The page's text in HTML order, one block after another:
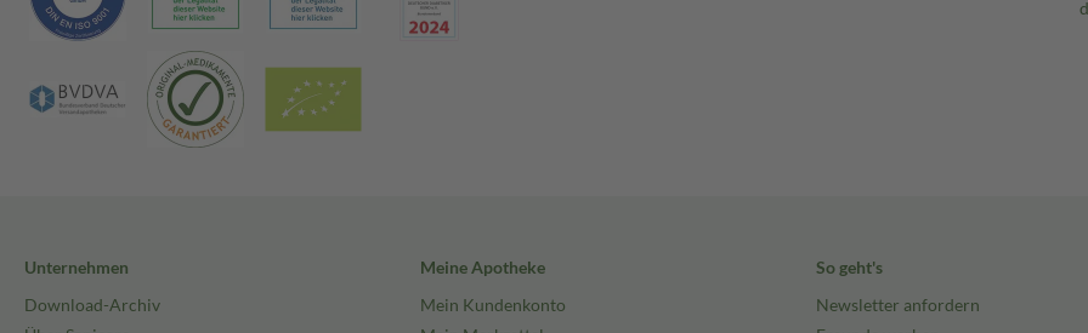
Unternehmen
Download-Archiv
Meine Apotheke
Mein Kundenkonto
So geht's
Newsletter anfordern